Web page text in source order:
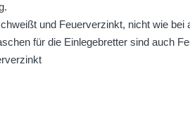
und Feuerverzinkt, nicht wie bei
für die Einlegebretter sind auch